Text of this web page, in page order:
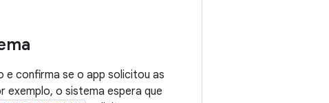
e confirma se o app solicitou as
exemplo, o sistema espera que